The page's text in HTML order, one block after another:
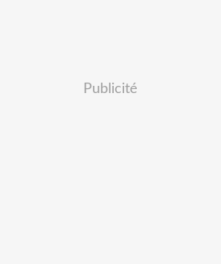
Publicité